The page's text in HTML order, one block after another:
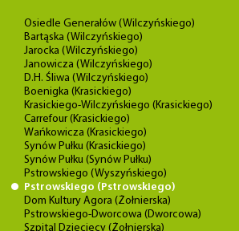
Osiedle Generałów (Wilczyńskiego)
Bartąska (Wilczyńskiego)
Jarocka (Wilczyńskiego)
Janowicza (Wilczyńskiego)
D.H. Śliwa (Wilczyńskiego)
Boenigka (Krasickiego)
Krasickiego-Wilczyńskiego (Krasickiego)
Carrefour (Krasickiego)
Wańkowicza (Krasickiego)
Synów Pułku (Krasickiego)
Synów Pułku (Synów Pułku)
Pstrowskiego (Wyszyńskiego)
Pstrowskiego (Pstrowskiego)
Dom Kultury Agora (Żołnierska)
Pstrowskiego-Dworcowa (Dworcowa)
Szpital Dziecięcy (Żołnierska)